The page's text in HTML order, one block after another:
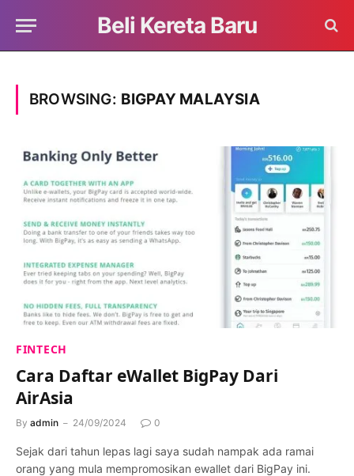
Beli Kereta Baru
BROWSING: BIGPAY MALAYSIA
FINTECH
Cara Daftar eWallet BigPay Dari
AirAsia
By admin 24/09/2024 0
Sejak dari tahun lepas lagi saya sudah nampak ada ramai
orang yang mula mempromosikan ewallet dari BigPay ini.